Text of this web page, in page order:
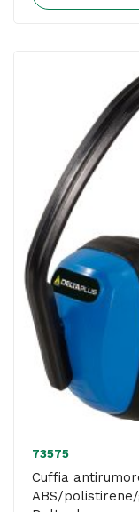
73575
Cuffia
ABS/